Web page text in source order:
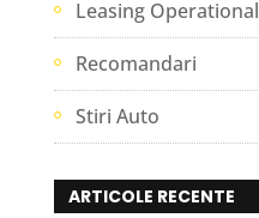
Leasing Operational
Recomandari
Stiri Auto
ARTICOLE RECENTE